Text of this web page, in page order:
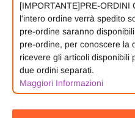
[IMPORTANTE]PRE-ORDINI
l'intero ordine verrà spedito
pre-ordine saranno
pre-ordine, per conoscere la
ricevere gli articoli disponibili
due ordini separati.
Maggiori Informazioni